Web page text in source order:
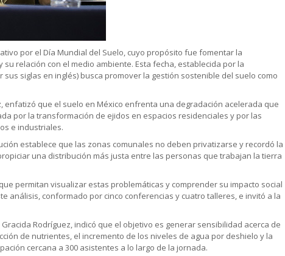
por el Día Mundial del Suelo, cuyo propósito fue fomentar la
relación con el medio ambiente. Esta fecha, establecida por la
siglas en inglés) busca promover la gestión sostenible del suelo como
enfatizó que el suelo en México enfrenta una degradación acelerada que
por la transformación de ejidos en espacios residenciales y por las
e industriales.
establece que las zonas comunales no deben privatizarse y recordó la
una distribución más justa entre las personas que trabajan la tierra
permitan visualizar estas problemáticas y comprender su impacto social
análisis, conformado por cinco conferencias y cuatro talleres, e invitó a la
Rodríguez, indicó que el objetivo es generar sensibilidad acerca de
de nutrientes, el incremento de los niveles de agua por deshielo y la
cercana a 300 asistentes a lo largo de la jornada.